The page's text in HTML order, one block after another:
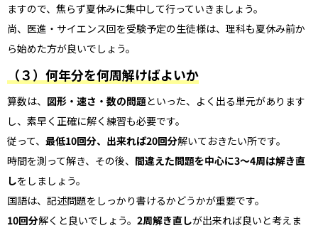
ますので、焦らず夏休みに集中して行っていきましょう。
尚、医進・サイエンス回を受験予定の生徒様は、理科も夏休み前か
ら始めた方が良いでしょう。
（３）何年分を何周解けばよいか
算数は、 図形・速さ・数の問題といった、よく出る単元があります
し、素早く正確に解く練習も必要です。
従って、 最低10回分、出来れば20回分解いておきたい所です。
時間を測って解き、その後、 間違えた問題を中心に3～4周は解き直
しをしましょう。
国語は、記述問題をしっかり書けるかどうかが重要です。
10回分解くと良いでしょう。 2周解き直しが出来れば良いと考えま